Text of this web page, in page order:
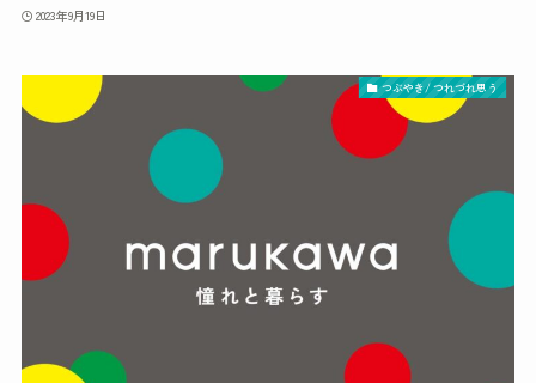
2023年9月19日
つぶやき/ つれづれ思う